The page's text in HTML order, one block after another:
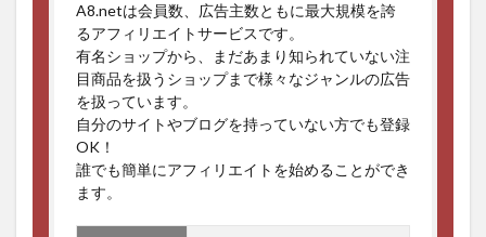
A8.netは会員数、広告主数ともに最大規模を誇
るアフィリエイトサービスです。
有名ショップから、まだあまり知られていない注
目商品を扱うショップまで様々なジャンルの広告
を扱っています。
自分のサイトやブログを持っていない方でも登録
OK！
誰でも簡単にアフィリエイトを始めることができ
ます。